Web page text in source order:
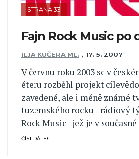
STRANA 33
Fajn Rock Music po
ILJA KUČERA ML. , 17. 5. 2007
V červnu roku 2003 se v
éteru rozběhl projekt
zavedené, ale i méně známé
tuzemského rocku - rádiový
Rock Music - jež je v současné
ČÍST DÁLE